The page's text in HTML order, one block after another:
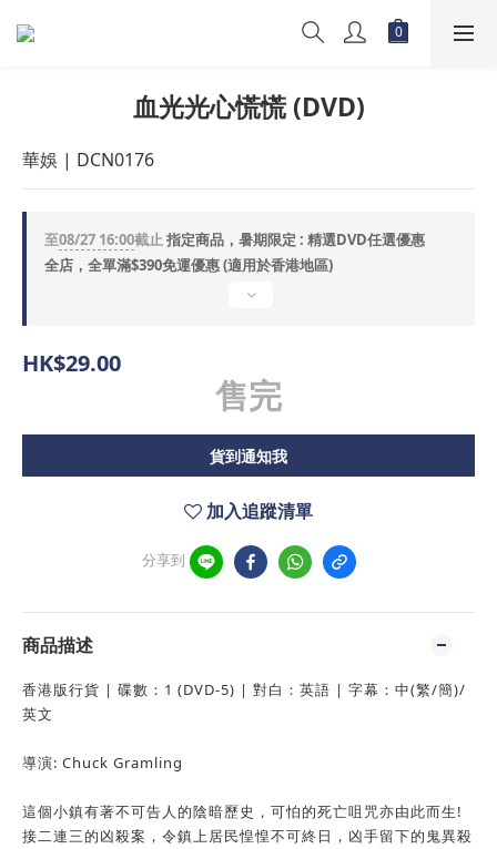
血光光心慌慌 (DVD)
華娛 | DCN0176
至08/27 16:00截止指定商品，暑期限定 : 精選DVD任選優惠
全店，全單滿$390免運優惠 (適用於香港地區)
HK$29.00
售完
貨到通知我
加入追蹤清單
分享到
商品描述
香港版行貨 | 碟數：1 (DVD-5) | 對白：英語 | 字幕：中(繁/簡)/
英文
導演: Chuck Gramling
這個小鎮有著不可告人的陰暗歷史，可怕的死亡咀咒亦由此而生!
接二連三的凶殺案，令鎮上居民惶惶不可終日，凶手留下的鬼異殺